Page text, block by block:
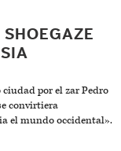
por el zar Pedro
convirtiera
el mundo occidental».